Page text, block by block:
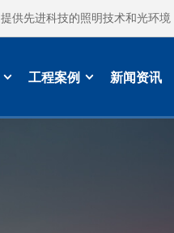
提供先进科技的照明技术和光环境
工程案例 新闻资讯